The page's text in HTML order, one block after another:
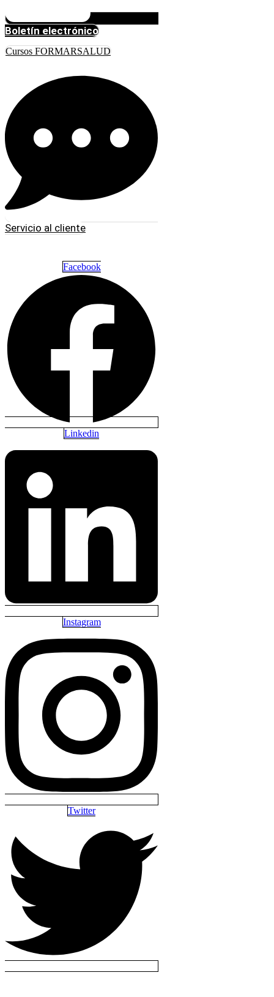
Boletín electrónico
Cursos FORMARSALUD
Servicio al cliente
Facebook
Linkedin
Instagram
Twitter